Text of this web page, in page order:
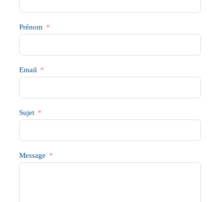
Prénom
Email
Sujet
Message